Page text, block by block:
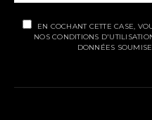
EN COCHANT CETTE CASE,
NOS CONDITIONS
DONNÉES